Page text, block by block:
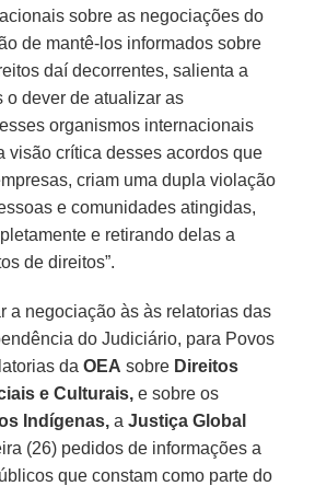
sobre as negociações do
de mantê-los informados sobre
daí decorrentes, salienta a
o dever de atualizar as
organismos internacionais
visão crítica desses acordos que
criam uma dupla violação
e comunidades atingidas,
e retirando delas a
de direitos”.
a negociação às às relatorias das
do Judiciário, para Povos
daOEA sobre Direitos
e Culturais, e sobre os
Indígenas, aJustiça Global
(26) pedidos de informações a
que constam como parte do